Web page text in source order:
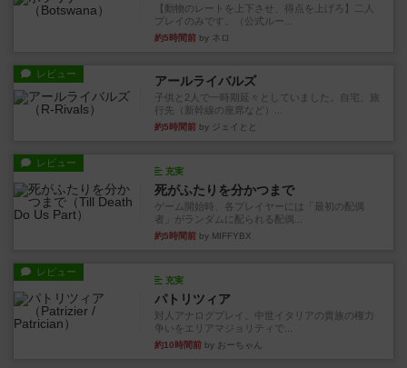
【動物のレートを上下させ、得点を上げろ】二人
プレイのみです。（公式ルー...
約5時間前 by ネロ
レビュー アールライバルズ
子供と2人で一時期延々としていました。自宅、旅
行先（新幹線の座席など）...
約5時間前 by ジェイとと
レビュー
充実
死がふたりを分かつまで
ゲーム開始時、各プレイヤーには「最初の配偶
者」がランダムに配られる配偶...
約5時間前 by MIFFYBX
レビュー
充実
パトリツィア
対人アナログプレイ。中世イタリアの貴族の権力
争いをエリアマジョリティで...
約10時間前 by おーちゃん